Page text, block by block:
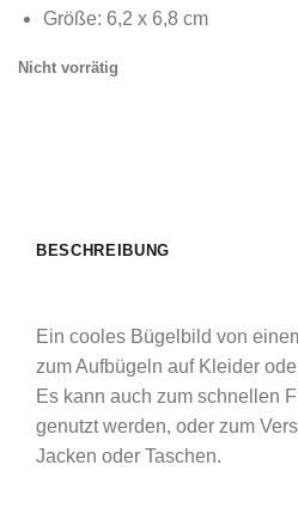
Größe: 6,2 x 6,8 cm
Nicht vorrätig
BESCHREIBUNG
Ein cooles Bügelbild von
zum Aufbügeln auf Kleider
Es kann auch zum schnellen
genutzt werden, oder zum
Jacken oder Taschen.